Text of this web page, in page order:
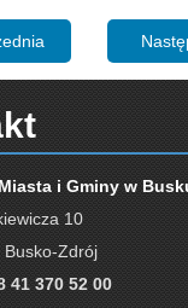
strona:
i Gminy w
10
Busko-Zdrój
41 370 52 00